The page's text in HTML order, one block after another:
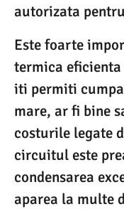
autorizata
Este foarte
termica
iti permiti
mare, ar fi bine
costurile legate
circuitul este
condensarea
aparea la multe